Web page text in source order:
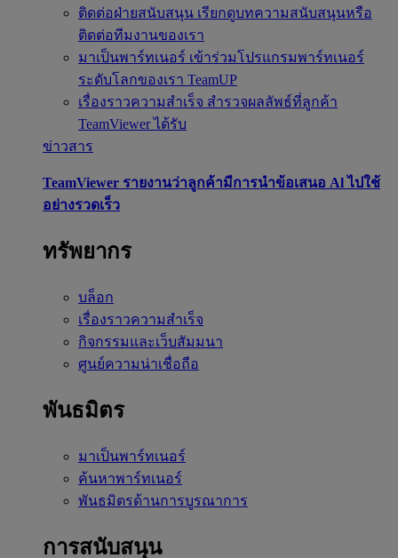
ติดต่อฝ่ายสนับสนุน เรียกดูบทความสนับสนุนหรือ
ติดต่อทีมงานของเรา
มาเป็นพาร์ทเนอร์ เข้าร่วมโปรแกรมพาร์ทเนอร์
ระดับโลกของเรา TeamUP
เรื่องราวความสำเร็จ สำรวจผลลัพธ์ที่ลูกค้า
TeamViewer ได้รับ
ข่าวสาร
TeamViewer รายงานว่าลูกค้ามีการนำข้อเสนอ Al ไปใช้
อย่างรวดเร็ว
ทรัพยากร
บล็อก
เรื่องราวความสำเร็จ
กิจกรรมและเว็บสัมมนา
ศูนย์ความน่าเชื่อถือ
พันธมิตร
มาเป็นพาร์ทเนอร์
ค้นหาพาร์ทเนอร์
พันธมิตรด้านการบูรณาการ
การสนับสนุน